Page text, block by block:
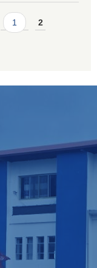
1 2